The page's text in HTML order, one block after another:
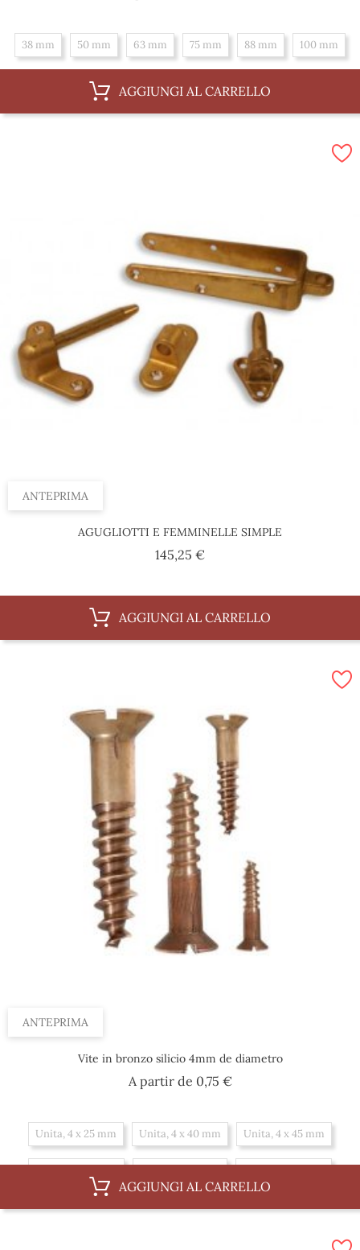
38 mm 50 mm 63 mm 75 mm 88 mm 100 mm
AGGIUNGI AL CARRELLO
ANTEPRIMA
AGUGLIOTTI E FEMMINELLE SIMPLE
145,25 €Prezzo
AGGIUNGI AL CARRELLO
ANTEPRIMA
Vite in bronzo silicio 4mm de diametro
A partir de 0,75 €Prezzo
Unita, 4 x 25 mm Unita, 4 x 40 mm Unita, 4 x 45 mm
Unita, 4 x 35 mm Scatola, 4 x 30 mm Scatola, 4 x 16 mm
Scatola, 4 x 25 mm
AGGIUNGI AL CARRELLO